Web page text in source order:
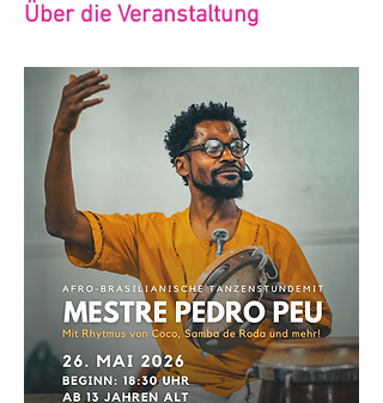
Über die Veranstaltung